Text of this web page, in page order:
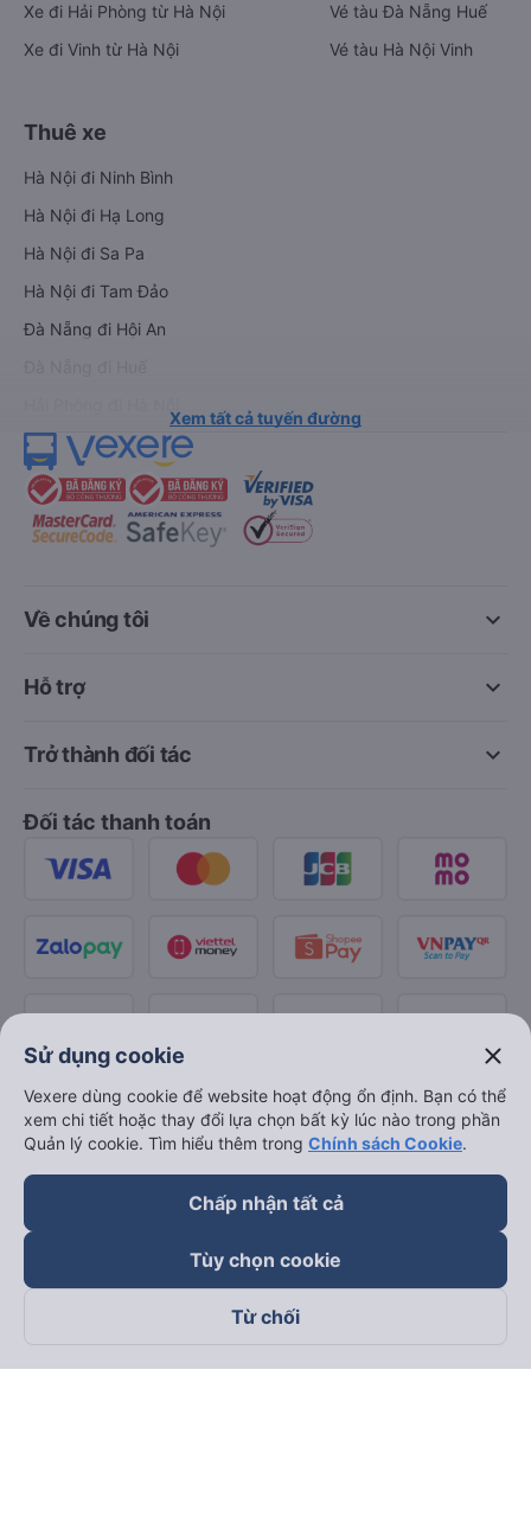
Xe đi Hải Phòng từ Hà Nội
Xe đi Vinh từ Hà Nội
Vé tàu Đà Nẵng Huế
Vé tàu Hà Nội Vinh
Thuê xe
Hà Nội đi Ninh Bình
Hà Nội đi Hạ Long
Hà Nội đi Sa Pa
Hà Nội đi Tam Đảo
Đà Nẵng đi Hội An
Xem tất cả tuyến đường
keyboard_arrow_down
Về chúng tôi
keyboard_arrow_down
Hỗ trợ
keyboard_arrow_down
Trở thành đối tác
Đối tác thanh toán
Theo dõi chúng tôi trên
Sử dụng cookie close
Vexere dùng cookie để website hoạt động ổn định. Bạn có thể
xem chi tiết hoặc thay đổi lựa chọn bất kỳ lúc nào trong phần
Quản lý cookie. Tìm hiểu thêm trong Chính sách Cookie.
Chấp nhận tất cả
Tùy chọn cookie
Từ chối